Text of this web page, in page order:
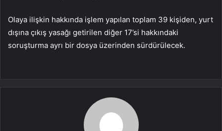
Olaya ilişkin hakkında işlem yapılan toplam 39 kişiden, yurt
dışına çıkış yasağı getirilen diğer 17’si hakkındaki
soruşturma ayrı bir dosya üzerinden sürdürülecek.